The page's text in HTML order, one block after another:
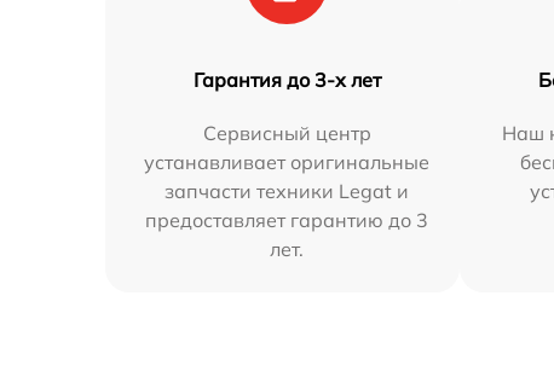
Гарантия до 3-х лет
Сервисный центр
устанавливает оригинальные
запчасти техники Legat и
предоставляет гарантию до 3
лет.
Наш